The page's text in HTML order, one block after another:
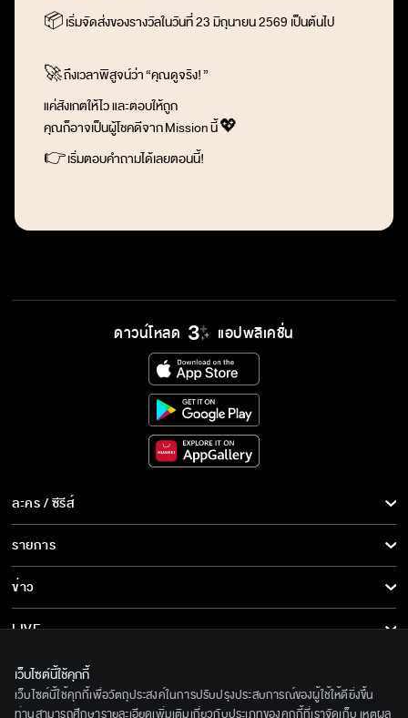
📦เริ่มจัดส่งของรางวัลในวันที่ 23 มิถุนายน 2569 เป็นต้นไป
🚀ถึงเวลาพิสูจน์ว่า“คุณดูจริง!”
แค่สังเกตให้ไว และตอบให้ถูก
คุณก็อาจเป็นผู้โชคดีจากMissionนี้💖
👉เริ่มตอบคำถามได้เลยตอนนี้!
ดาวน์โหลด แอปพลิเคชั่น
ละคร / ซีรีส์
ละคร/ซีรีส์
ซีรีส์นานาชาติ
การ์ตูน & เกม
รายการ
รายการทั้งหมด
ข่าว
ข่าวทั้งหมด
ข่าวประชาสัมพันธ์
LIVE
เกี่ยวกับเรา
BEC World
ติดตามเราได้ที่
เว็บไซต์นี้ใช้คุกกี้
เว็บไซต์นี้ใช้คุกกี้เพื่อวัตถุประสงค์ในการปรับปรุงประสบการณ์ของผู้ใช้ให้ดียิ่งขึ้น
ท่านสามารถศึกษารายละเอียดเพิ่มเติมเกี่ยวกับประเภทของคุกกี้ที่เราจัดเก็บ เหตุผล